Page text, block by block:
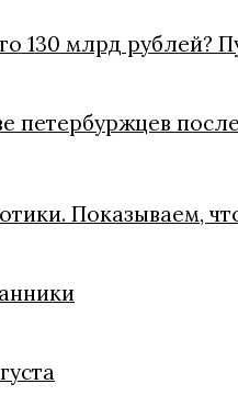
130 млрд рублей?
петербуржцев
Показываем,